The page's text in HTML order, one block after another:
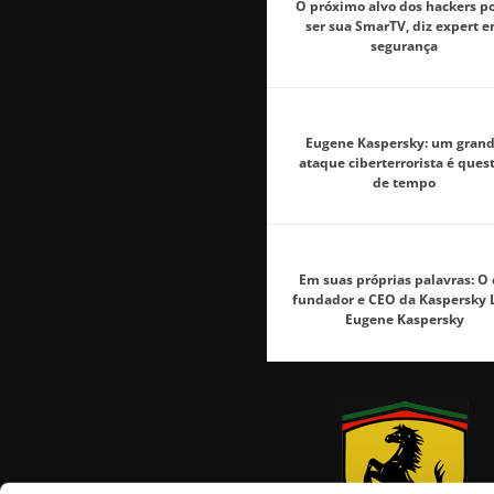
O próximo alvo dos hackers
ser sua SmarTV, diz expert
segurança
Eugene Kaspersky: um
ataque ciberterrorista é
de tempo
Em suas próprias palavras: O
fundador e CEO da Kaspersky
Eugene Kaspersky